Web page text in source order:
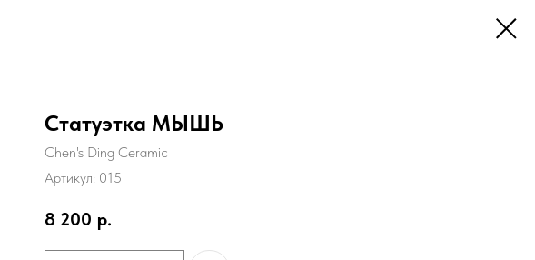
Статуэтка МЫШЬ
Chen's Ding Ceramic
Артикул: 015
8 200 р.